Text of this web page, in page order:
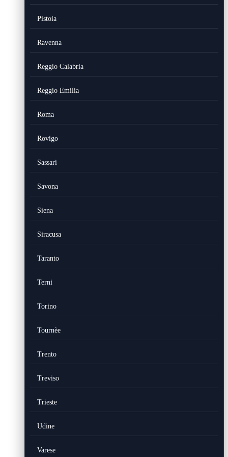
Pistoia
Ravenna
Reggio Calabria
Reggio Emilia
Roma
Rovigo
Sassari
Savona
Siena
Siracusa
Taranto
Terni
Torino
Tournèe
Trento
Treviso
Trieste
Udine
Varese